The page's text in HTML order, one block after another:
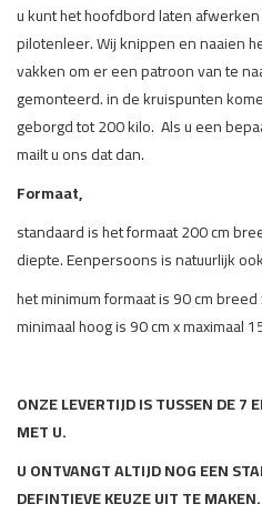
u kunt het hoofdbord laten
pilotenleer. Wij knippen en naaien
vakken om er een patroon van te
gemonteerd. in de kruispunten
geborgd tot 200 kilo. Als u een
mailt u ons dat dan.
Formaat,
standaard is het formaat 200 cm
diepte. Eenpersoons is natuurlijk
het minimum formaat is 90 cm
minimaal hoog is 90 cm x maximaal
ONZE LEVERTIJD IS TUSSEN DE 7
MET U.
U ONTVANGT ALTIJD NOG EEN
DEFINTIEVE KEUZE UIT TE MAKEN.